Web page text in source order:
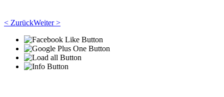
< ZurückWeiter >